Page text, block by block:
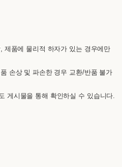
제품에 물리적 하자가 있는 경우에만
손상 및 파손한 경우 교환/반품 불가
게시물을 통해 확인하실 수 있습니다.